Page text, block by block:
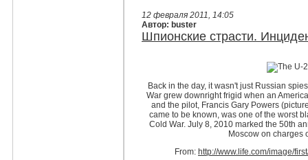
12 февраля 2011, 14:05
Автор: buster
Шпионские страсти.
Back in the day, it wasn't just Russian
War grew downright frigid when an
and the pilot, Francis Gary Powers
came to be known, was one of the worst
Cold War. July 8, 2010 marked the 50th
Moscow on charges
From: http://www.life.com/image/